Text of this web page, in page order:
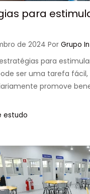
para
de 2024 Por Grupo
para
ser uma tarefa
promove
estudo